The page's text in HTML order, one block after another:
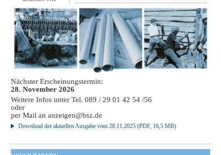
Nächster Erscheinungstermin:
28. November 2026
Weitere Infos unter Tel. 089 / 29 01 42 54 /56
oder
per Mail ananzeigen@bsz.de
Download der aktuellen Ausgabe vom 28.11.2025 (PDF, 16,5 MB)